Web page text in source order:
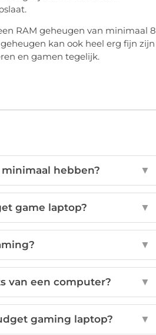
RAM geheugen van minimaal 8
kan ook heel erg fijn zijn
en gamen tegelijk.
hebben? ▼
game laptop? ▼
▼
van een computer? ▼
gaming laptop? ▼